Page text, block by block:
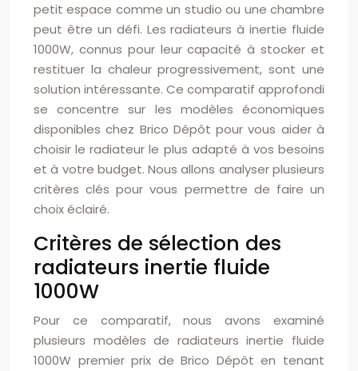
petit espace comme un studio ou une chambre
peut être un défi. Les radiateurs à inertie fluide
1000W, connus pour leur capacité à stocker et
restituer la chaleur progressivement, sont une
solution intéressante. Ce comparatif approfondi
se concentre sur les modèles économiques
disponibles chez Brico Dépôt pour vous aider à
choisir le radiateur le plus adapté à vos besoins
et à votre budget. Nous allons analyser plusieurs
critères clés pour vous permettre de faire un
choix éclairé.
Critères de sélection des
radiateurs inertie fluide
1000W
Pour ce comparatif, nous avons examiné
plusieurs modèles de radiateurs inertie fluide
1000W premier prix de Brico Dépôt en tenant